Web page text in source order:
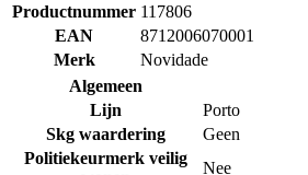
Productnummer 117806
EAN
8712006070001
Merk
Novidade
Algemeen
Lijn
Porto
Skg waardering
Geen
Politiekeurmerk veilig
Nee